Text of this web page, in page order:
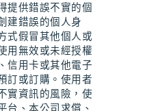
提供錯誤不實的個
建錯誤的個人身
式假冒其他個人或
用無效或未經授權
信用卡或其他電子
訂或訂購。使用者
實資訊的風險，使
台、本公司求償、